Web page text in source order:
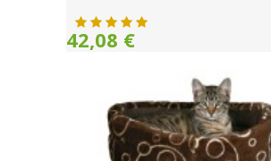
42,08 €